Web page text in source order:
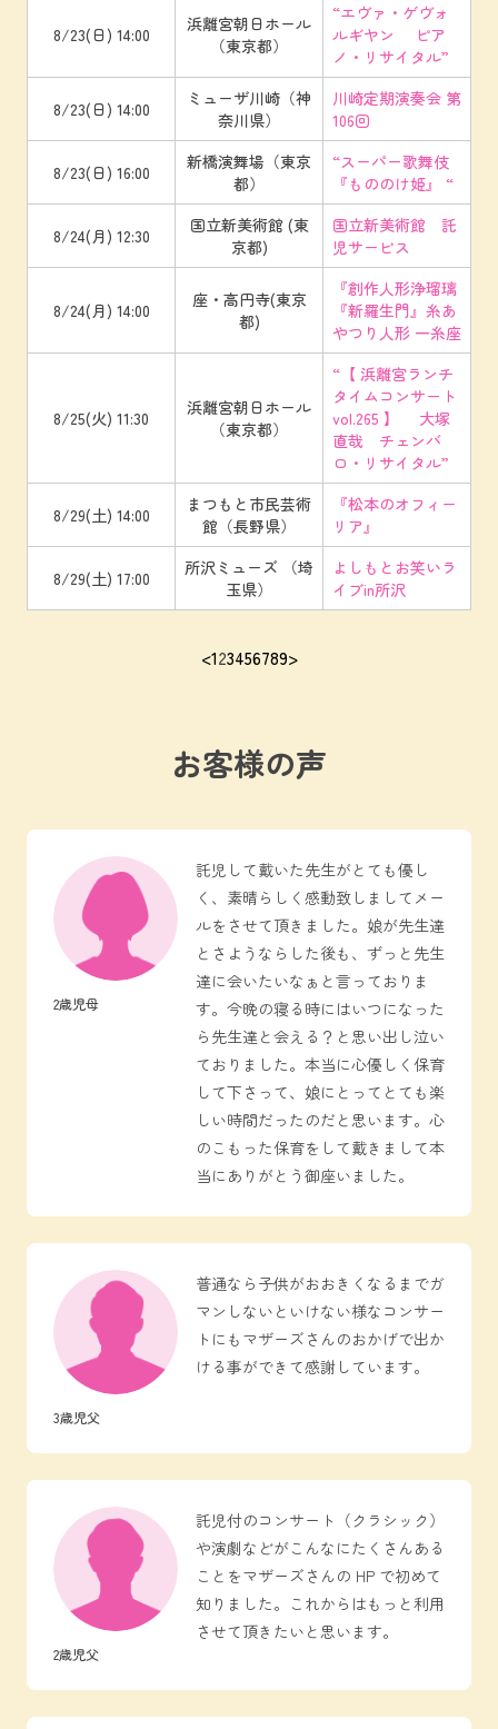
<123456789>
8/23(日) 14:00
浜離宮朝日ホール
（東京都）
“エヴァ・ゲヴォ
ルギヤン ピア
ノ・リサイタル”
8/23(日) 14:00
ミューザ川崎（神
奈川県）
川崎定期演奏会 第
106回
8/23(日) 16:00
新橋演舞場（東京
都）
“スーパー歌舞伎
『もののけ姫』 “
8/24(月) 12:30
国立新美術館 (東
京都)
国立新美術館 託
児サービス
8/24(月) 14:00
座・高円寺(東京
都)
『創作人形浄瑠璃
『新羅生門』糸あ
やつり人形 一糸座
8/25(火) 11:30
浜離宮朝日ホール
（東京都）
“【 浜離宮ランチ
タイムコンサート
vol.265 】 大塚
直哉 チェンバ
ロ・リサイタル”
8/29(土) 14:00
まつもと市民芸術
館（長野県）
『松本のオフィー
リア』
8/29(土) 17:00
所沢ミューズ （埼
玉県）
よしもとお笑いラ
イブin所沢
お客様の声
2歳児母
託児して戴いた先生がとても優し
く、素晴らしく感動致しましてメー
ルをさせて頂きました。娘が先生達
とさようならした後も、ずっと先生
達に会いたいなぁと言っておりま
す。今晩の寝る時にはいつになった
ら先生達と会える？と思い出し泣い
ておりました。本当に心優しく保育
して下さって、娘にとってとても楽
しい時間だったのだと思います。心
のこもった保育をして戴きまして本
当にありがとう御座いました。
3歳児父
普通なら子供がおおきくなるまでガ
マンしないといけない様なコンサー
トにもマザーズさんのおかげで出か
ける事ができて感謝しています。
2歳児父
託児付のコンサート（クラシック）
や演劇などがこんなにたくさんある
ことをマザーズさんの HP で初めて
知りました。これからはもっと利用
させて頂きたいと思います。